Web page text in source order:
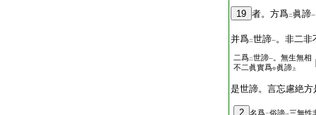
19 者。方爲二 眞諦一
并爲二世諦一。非二非
二爲二世諦一 。無生無相
不二眞實爲中眞諦 上
是世諦。言忘慮絶方
2 名爲 俗諦 三無性